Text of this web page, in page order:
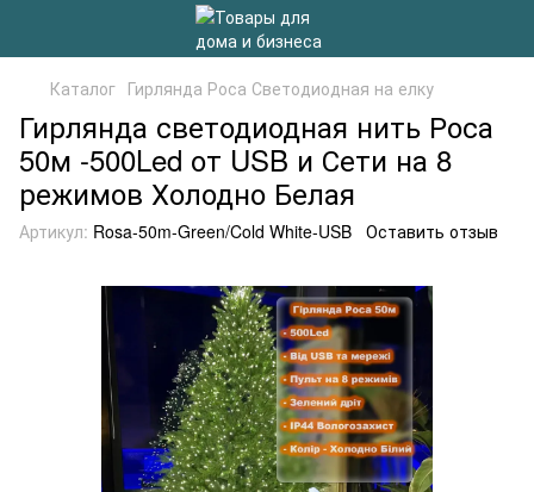
Каталог Гирлянда Роса Светодиодная на елку
Гирлянда светодиодная нить Роса
50м -500Led от USB и Сети на 8
режимов Холодно Белая
Артикул: Rosa-50m-Green/Cold White-USB Оставить отзыв